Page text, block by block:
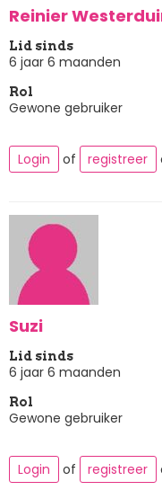
Reinier
Lid sinds
6 jaar 6 maanden
Rol
Gewone gebruiker
Login of registreer
Suzi
Lid sinds
6 jaar 6 maanden
Rol
Gewone gebruiker
Login of registreer